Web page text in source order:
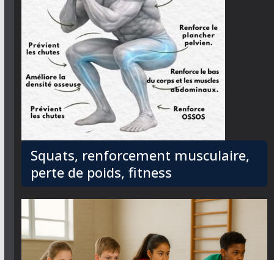
Squats, renforcement musculaire,
perte de poids, fitness